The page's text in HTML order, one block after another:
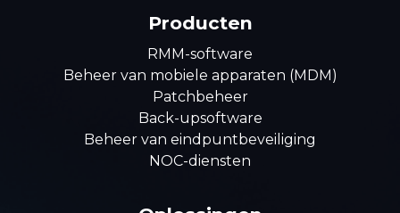
Producten
RMM-software
Beheer van mobiele apparaten (MDM)
Patchbeheer
Back-upsoftware
Beheer van eindpuntbeveiliging
NOC-diensten